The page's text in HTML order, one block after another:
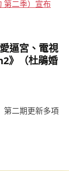
逼宮、電視
》（杜鵑婚
第二期更新多項